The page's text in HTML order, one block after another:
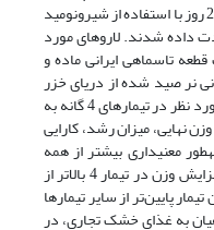
یافته بودند، انتخاب شد و در طی مدت 21 روز با استفاده از شیرونومید
داده شدند. لاروهای مورد
تاسماهی ایرانی ماده و
نر صید شده از دریای خزر
بودند و در طی 11 روز با غذاهای زنده مورد نظر در تیمارهای 4 گانه به
نهایی، میزان رشد، کارایی
و شاخص رشد روزانه در تیمار 4 به­طور معنی­داری بیشتر از همه
تیمارها بود. نرخ رشد ویژه و شاخص افزایش وزن در تیمار 4 بالاتر از
پایین‌تر از سایر تیمارها
به غذای خشک تجاری، در